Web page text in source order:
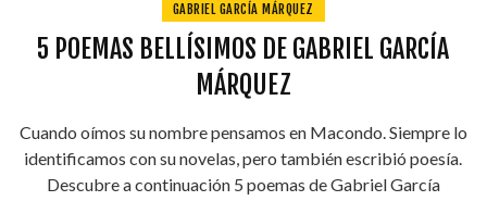
GABRIEL GARCÍA MÁRQUEZ
5 POEMAS BELLÍSIMOS DE GABRIEL GARCÍA
MÁRQUEZ
Cuando oímos su nombre pensamos en Macondo. Siempre lo
identificamos con su novelas, pero también escribió poesía.
Descubre a continuación 5 poemas de Gabriel García